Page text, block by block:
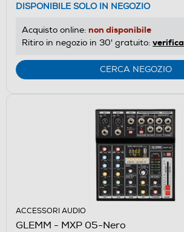
DISPONIBILE SOLO IN NEGOZIO
Acquisto online: non disponibile
Ritiro in negozio in 30' gratuito: verifica
CERCA NEGOZIO
ACCESSORI AUDIO
GLEMM - MXP 05-Nero